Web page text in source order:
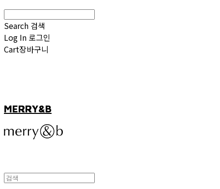
Search 검색
Log In 로그인
Cart장바구니
MERRY&B